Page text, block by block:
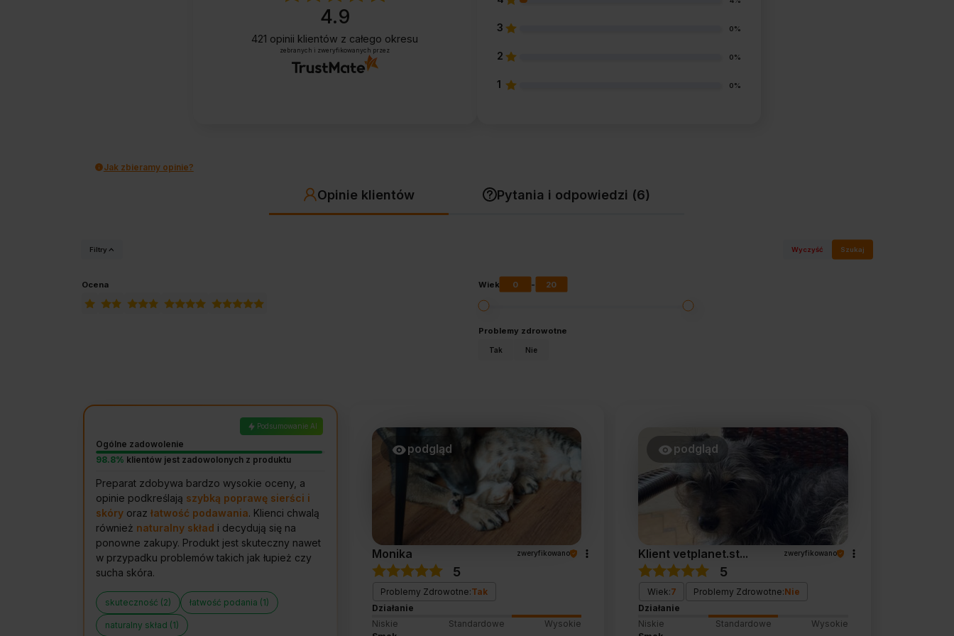
4.9
421 opinii klientów z całego okresu
zebranych i zweryfikowanych przez
3 0%
2 0%
1 0%
Jak zbieramy opinie?
Opinie klientów Pytania i odpowiedzi (6)
Filtry Wyczyść Szukaj
Ocena Wiek 0 - 20
Problemy zdrowotne
Tak Nie
Podsumowanie AI
Ogólne zadowolenie
98.8% klientów jest zadowolonych z produktu
Preparat zdobywa bardzo wysokie oceny, a
opinie podkreślają szybką poprawę sierści i
skóryoraz łatwość podawania. Klienci chwalą
również naturalny skład i decydują się na
ponowne zakupy. Produkt jest skuteczny nawet
w przypadku problemów takich jak łupież czy
sucha skóra.
skuteczność (2) łatwość podania (1)
naturalny skład (1)
podgląd
Monika zweryfikowano
5
Problemy Zdrowotne:Tak
Działanie
Niskie
Standardowe
Wysokie
podgląd
Klient vetplanet.st... zweryfikowano
5
Wiek:7 Problemy Zdrowotne:Nie
Działanie
Niskie
Standardowe
Wysokie